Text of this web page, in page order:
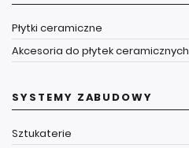
Płytki ceramiczne
Akcesoria do płytek ceramicznych
SYSTEMY ZABUDOWY
Sztukaterie